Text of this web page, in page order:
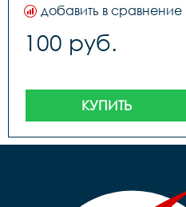
добавить в сравнение
100 руб.
КУПИТЬ